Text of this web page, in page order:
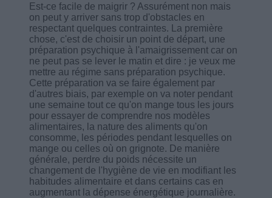
Est-ce facile de maigrir ? Assurément non mais
on peut y arriver sans trop d'obstacles en
respectant quelques contraintes. La première
chose, c'est de choisir un point de départ, une
préparation psychique à l'amaigrissement car on
ne peut pas se lever le matin et dire : je veux me
mettre au régime sans préparation psychique.
Cette préparation va se faire également par
d'autres biais, par exemple on va noter pendant
une semaine tout ce qu'on mange tous les jours
pour essayer de comprendre nos modèles
alimentaires, la nature des aliments qu'on
consomme, les périodes pendant lesquelles on
mange ou celles où on grignote. De manière
générale, perdre du poids nécessite un
changement de l'hygiène de vie en modifiant les
habitudes alimentaire et dans certains cas en
augmentant la dépense énergétique journalière.